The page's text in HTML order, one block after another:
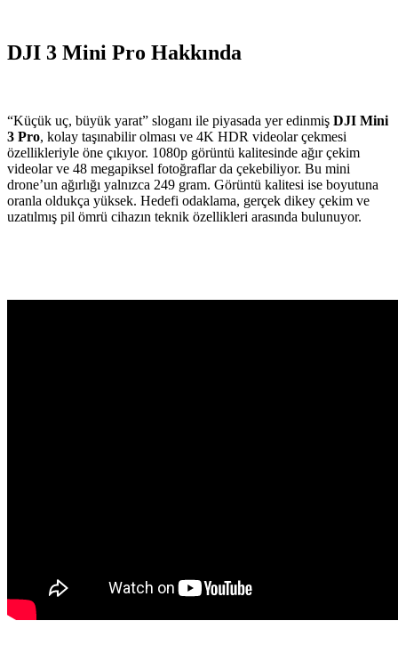
DJI 3 Mini Pro Hakkında
“Küçük uç, büyük yarat” sloganı ile piyasada yer edinmiş DJI Mini
3 Pro, kolay taşınabilir olması ve 4K HDR videolar çekmesi
özellikleriyle öne çıkıyor. 1080p görüntü kalitesinde ağır çekim
videolar ve 48 megapiksel fotoğraflar da çekebiliyor. Bu mini
drone’un ağırlığı yalnızca 249 gram. Görüntü kalitesi ise boyutuna
oranla oldukça yüksek. Hedefi odaklama, gerçek dikey çekim ve
uzatılmış pil ömrü cihazın teknik özellikleri arasında bulunuyor.